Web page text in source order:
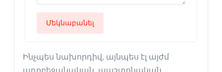
Մեկնաբանել
Ինչպես նախորդիվ, այնպես էլ այժմ